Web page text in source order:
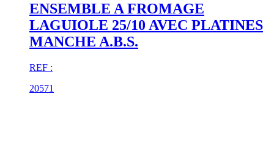
ENSEMBLE A FROMAGE
LAGUIOLE 25/10 AVEC PLATINES
MANCHE A.B.S.
REF :
20571